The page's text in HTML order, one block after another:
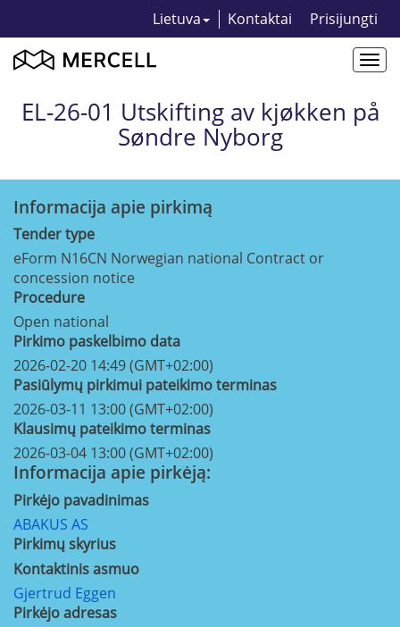
Lietuva Kontaktai Prisijungti
EL-26-01 Utskifting av kjøkken på
Søndre Nyborg
Informacija apie pirkimą
Tender type
eForm N16CN Norwegian national Contract or
concession notice
Procedure
Open national
Pirkimo paskelbimo data
2026-02-20 14:49 (GMT+02:00)
Pasiūlymų pirkimui pateikimo terminas
2026-03-11 13:00 (GMT+02:00)
Klausimų pateikimo terminas
2026-03-04 13:00 (GMT+02:00)
Informacija apie pirkėją:
Pirkėjo pavadinimas
ABAKUS AS
Pirkimų skyrius
Kontaktinis asmuo
Gjertrud Eggen
Pirkėjo adresas